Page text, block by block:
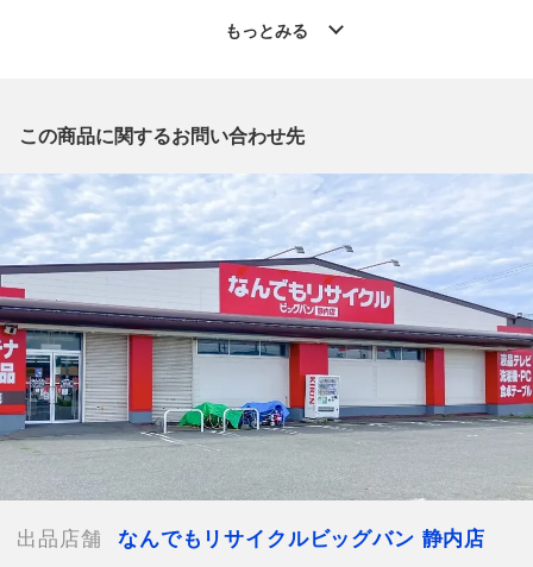
※「なんでもリサイクルビッグバン 公式オンラインストアの出
電話番号：0146-42-3196
【店舗内商品コード】1014101252908
【メーカー】
【付属品】なし
【ランク】Bランク
通常使用による傷や汚れが見受けられる中古品
【詳細備考】
■記載のない見落としによるキズ等がある場合がございます
■状態に関しましては画像よりご確認くださいませ
■機械排出品につきましては初期キズがある場合がございます
■トラブル防止のためプレイ用として購入お願い致します
【使用予定配送業者】佐川急便 飛脚宅配便60サイズ
もっとみる
この商品に関するお問い合わせ先
出品店舗
なんでもリサイクルビッグバン 静内店